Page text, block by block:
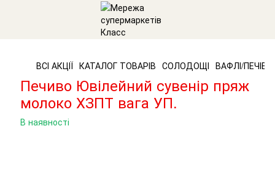
ВСІ АКЦІЇ КАТАЛОГ ТОВАРІВ СОЛОДОЩІ ВАФЛІ/
Печиво Ювілейний сувенір пряж
молоко ХЗПТ вага УП.
В наявності